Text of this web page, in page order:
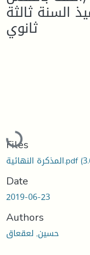
السنة ثالثة
ثانوي
Loading...
Files
المذكرة النهائية.pdf
Date
2019-06-23
Authors
حسين, لعقعاق